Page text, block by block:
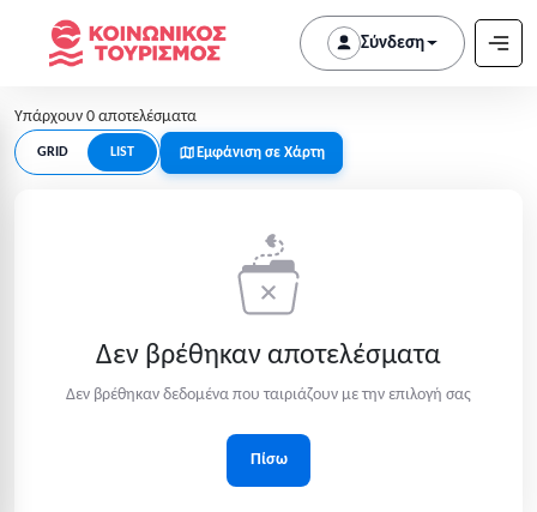
Σύνδεση
Υπάρχουν 0 αποτελέσματα
GRID LIST Εμφάνιση σε Χάρτη
Δεν βρέθηκαν αποτελέσματα
Δεν βρέθηκαν δεδομένα που ταιριάζουν με την επιλογή σας
Πίσω